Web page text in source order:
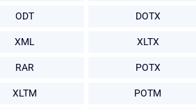
ODT DOTX
XML XLTX
RAR POTX
XLTM POTM